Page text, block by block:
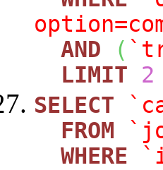
AND
(
LIMIT
2
SELECT
FROM
WHERE